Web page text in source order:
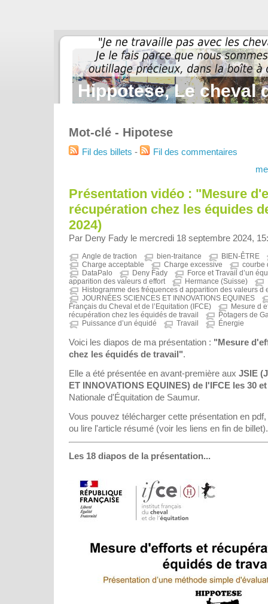
Hippotese, Le cheval
Mot-clé - Hipotese
Fil des billets -
Fil des commentaires
Présentation vidéo : "Mesure
récupération chez les équides
2024)
Par Deny Fady le mercredi 18 septembre 2024,
Angle de traction bien-traitance
BIEN-ÊTRE
Charge acceptable
Charge excessive
courbe
DataPalo
Deny Fady
Force et Travail d’un
apparition des valeurs d effort
Hermance (Suisse)
Histogramme des fréquences d apparition des valeurs d
JOURNÉES SCIENCES ET INNOVATIONS EQUINES
Français du Cheval et de l’Equitation (IFCE)
Mesure d
récupération chez les équidés de travail
Potagers de
Puissance d’un équidé
Travail Énergie
Voici les diapos de ma présentation : "Mesure
chez les équidés de travail".
Elle a été présentée en avant-première aux JSIE
ET INNOVATIONS EQUINES) de l'IFCE les 30
Nationale d'Équitation de Saumur.
Vous pouvez télécharger cette présentation en
ou lire l'article résumé (voir les liens en fin de
Les 18 diapos de la présentation...